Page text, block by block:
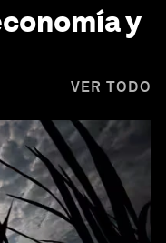
y
VER TODO